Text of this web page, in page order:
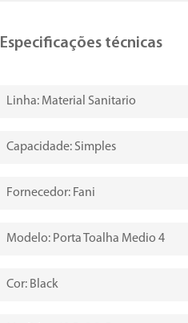
Especificações técnicas
Linha: Material Sanitario
Capacidade: Simples
Fornecedor: Fani
Modelo: Porta Toalha Medio 4
Cor: Black